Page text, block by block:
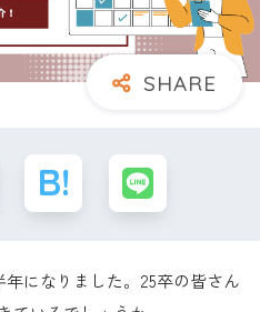
になりました。25卒の皆さん